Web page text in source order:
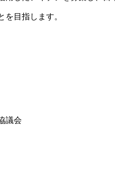
目指します。
議会